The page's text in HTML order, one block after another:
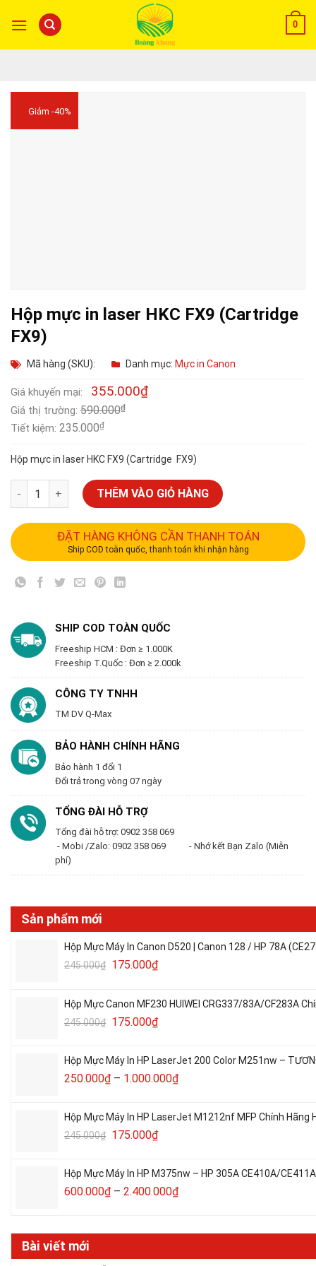
0
Giảm -40%
Hộp mực in laser HKC FX9 (Cartridge
FX9)
Mã hàng (SKU): Danh mục: Mực in Canon
Giá khuyến mại: 355.000₫
Giá thị trường: 590.000₫
Tiết kiệm: 235.000₫
Hộp mực in laser HKC FX9 (Cartridge FX9)
THÊM VÀO GIỎ HÀNG
ĐẶT HÀNG KHÔNG CẦN THANH TOÁN
Ship COD toàn quốc, thanh toán khi nhận hàng
SHIP COD TOÀN QUỐC
Freeship HCM : Đơn ≥ 1.000K
Freeship T.Quốc : Đơn ≥ 2.000k
CÔNG TY TNHH
TM DV Q-Max
BẢO HÀNH CHÍNH HÃNG
Bảo hành 1 đổi 1
Đổi trả trong vòng 07 ngày
TỔNG ĐÀI HỖ TRỢ
Tổng đài hỗ trợ: 0902 358 069
- Mobi /Zalo: 0902 358 069 - Nhớ kết Bạn Zalo (Miễn
phí)
Sản phẩm mới
Hộp Mực Máy In Canon D520 | Canon 128 / HP 78A
245.000₫ 175.000₫
Hộp Mực Canon MF230 HUIWEI CRG337/83A/CF283A
245.000₫ 175.000₫
Hộp Mực Máy In HP LaserJet 200 Color M251nw –
250.000₫ – 1.000.000₫
Hộp Mực Máy In HP LaserJet M1212nf MFP Chính
245.000₫ 175.000₫
Hộp Mực Máy In HP M375nw – HP 305A CE410A/
600.000₫ – 2.400.000₫
Bài viết mới